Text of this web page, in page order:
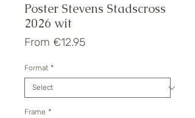
Poster Stevens Stadscross
2026 wit
From €12.95Sale
Format *
Frame *